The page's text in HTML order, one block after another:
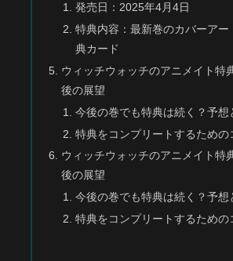
発売日：2025年4月4日
特典内容：最新巻のカバーアー
典カード
ウィッチウォッチのアニメイト特
後の展望
今後の巻でも特典は続く？予想
特典をコンプリートするための
ウィッチウォッチのアニメイト特
後の展望
今後の巻でも特典は続く？予想
特典をコンプリートするための